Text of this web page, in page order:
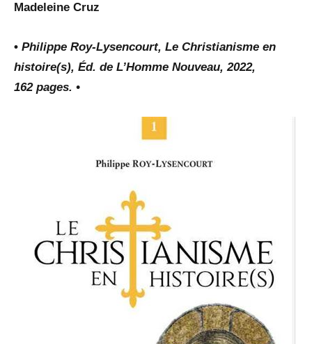
Madeleine Cruz
• Philippe Roy-Lysencourt, Le Christianisme en
histoire(s), Éd. de L’Homme Nouveau, 2022,
162 pages. •